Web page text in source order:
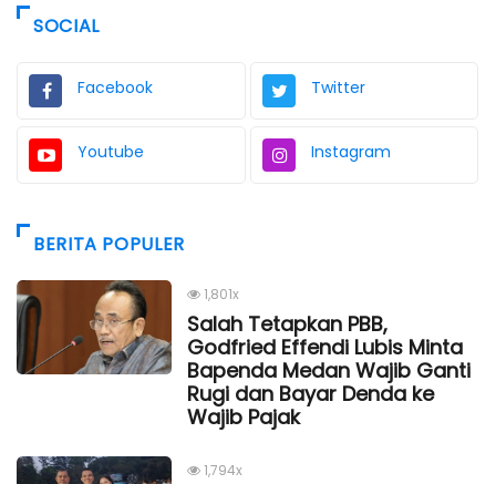
SOCIAL
Facebook Twitter
Youtube Instagram
BERITA POPULER
1,801x
Salah Tetapkan PBB,
Godfried Effendi Lubis Minta
Bapenda Medan Wajib Ganti
Rugi dan Bayar Denda ke
Wajib Pajak
1,794x